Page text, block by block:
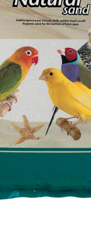
Крупи
Соуси
Консервація
Східна кухня
Снеки та закуски
Харчові
інгредієнти
Рослинна олія
Борошно та
висівки